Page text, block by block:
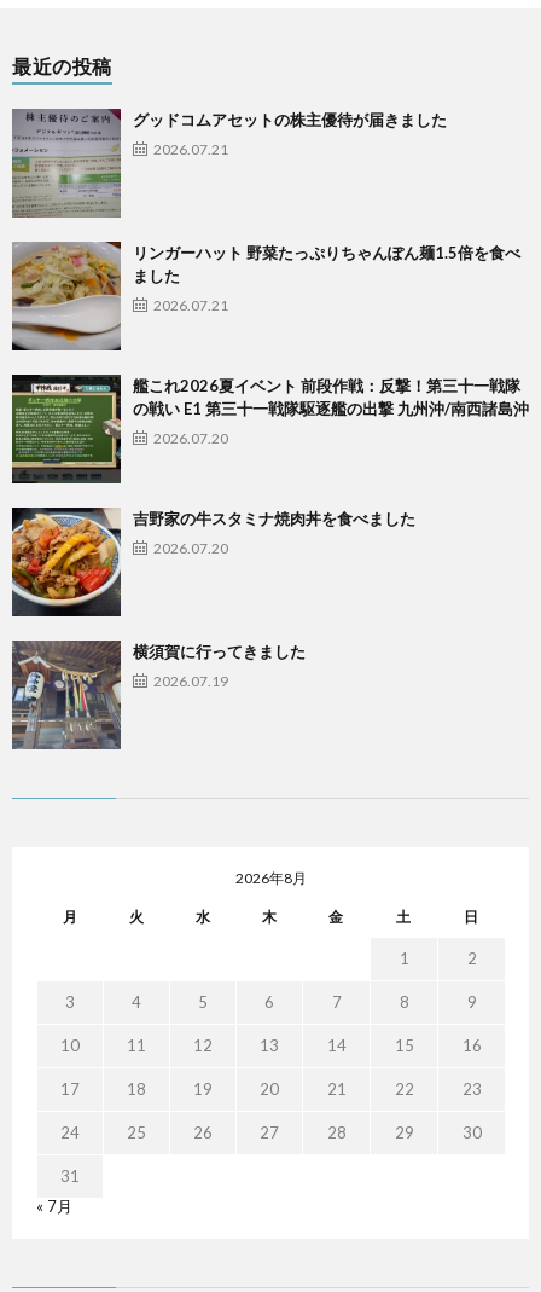
最近の投稿
グッドコムアセットの株主優待が届きました
2026.07.21
リンガーハット 野菜たっぷりちゃんぽん麺1.5倍を食べ
ました
2026.07.21
艦これ2026夏イベント 前段作戦：反撃！第三十一戦隊
の戦い E1 第三十一戦隊駆逐艦の出撃 九州沖/南西諸島沖
2026.07.20
吉野家の牛スタミナ焼肉丼を食べました
2026.07.20
横須賀に行ってきました
2026.07.19
2026年8月
月 火 水 木 金 土 日
1 2
3 4 5 6 7 8 9
10 11 12 13 14 15 16
17 18 19 20 21 22 23
24 25 26 27 28 29 30
31
« 7月